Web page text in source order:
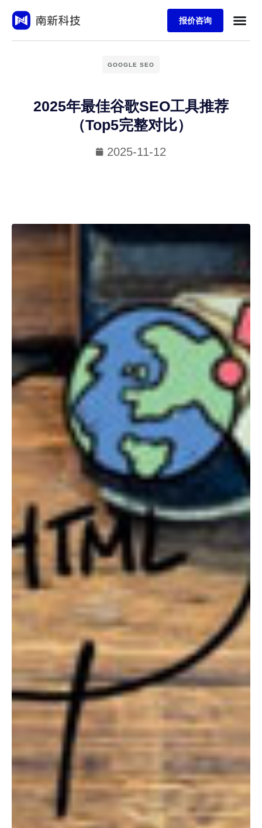
报价咨询
GOOGLE SEO
2025年最佳谷歌SEO工具推荐
（Top5完整对比）
2025-11-12